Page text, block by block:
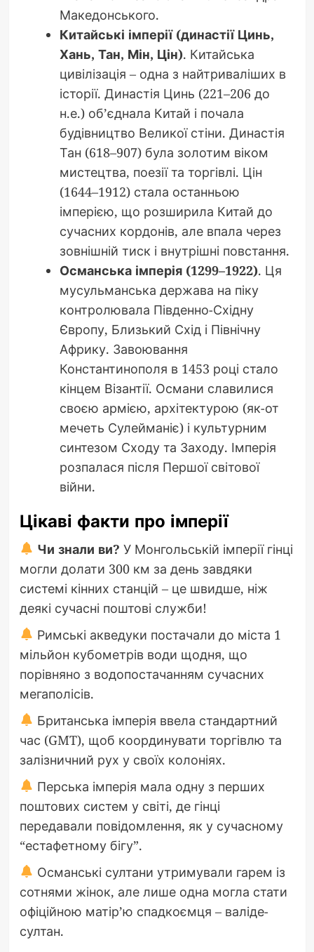
Македонського.
Китайські імперії (династії Цинь,
Хань, Тан, Мін, Цін). Китайська
цивілізація – одна з найтриваліших в
історії. Династія Цинь (221–206 до
н.е.) об’єднала Китай і почала
будівництво Великої стіни. Династія
Тан (618–907) була золотим віком
мистецтва, поезії та торгівлі. Цін
(1644–1912) стала останньою
імперією, що розширила Китай до
сучасних кордонів, але впала через
зовнішній тиск і внутрішні повстання.
Османська імперія (1299–1922). Ця
мусульманська держава на піку
контролювала Південно-Східну
Європу, Близький Схід і Північну
Африку. Завоювання
Константинополя в 1453 році стало
кінцем Візантії. Османи славилися
своєю армією, архітектурою (як-от
мечеть Сулейманіє) і культурним
синтезом Сходу та Заходу. Імперія
розпалася після Першої світової
війни.
Цікаві факти про імперії
Чи знали ви? У Монгольській імперії гінці
могли долати 300 км за день завдяки
системі кінних станцій – це швидше, ніж
деякі сучасні поштові служби!
Римські акведуки постачали до міста 1
мільйон кубометрів води щодня, що
порівняно з водопостачанням сучасних
мегаполісів.
Британська імперія ввела стандартний
час (GMT), щоб координувати торгівлю та
залізничний рух у своїх колоніях.
Перська імперія мала одну з перших
поштових систем у світі, де гінці
передавали повідомлення, як у сучасному
“естафетному бігу”.
Османські султани утримували гарем із
сотнями жінок, але лише одна могла стати
офіційною матір’ю спадкоємця – валіде-
султан.